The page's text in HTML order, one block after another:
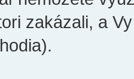
zakázali, a